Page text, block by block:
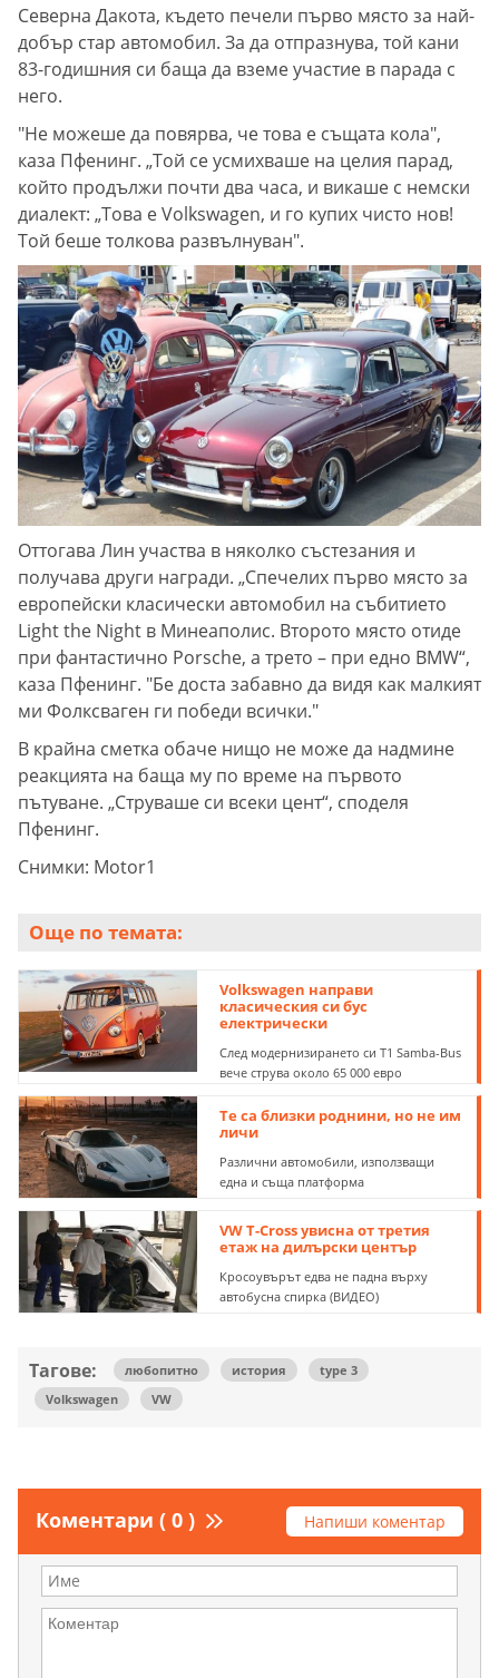
Северна Дакота, където печели първо място за най-
добър стар автомобил. За да отпразнува, той кани
83-годишния си баща да вземе участие в парада с
него.
"Не можеше да повярва, че това е същата кола",
каза Пфенинг. „Той се усмихваше на целия парад,
който продължи почти два часа, и викаше с немски
диалект: „Това е Volkswagen, и го купих чисто нов!
Той беше толкова развълнуван".
Оттогава Лин участва в няколко състезания и
получава други награди. „Спечелих първо място за
европейски класически автомобил на събитието
Light the Night в Минеаполис. Второто място отиде
при фантастично Porsche, а трето – при едно BMW“,
каза Пфенинг. "Бе доста забавно да видя как малкият
ми Фолксваген ги победи всички."
В крайна сметка обаче нищо не може да надмине
реакцията на баща му по време на първото
пътуване. „Струваше си всеки цент“, споделя
Пфенинг.
Снимки: Motor1
Още по темата:
Volkswagen направи
класическия си бус
електрически
След модернизирането си T1 Samba-Bus
вече струва около 65 000 евро
Те са близки роднини, но не им
личи
Различни автомобили, използващи
една и съща платформа
VW T-Cross увисна от третия
етаж на дилърски център
Кросоувърът едва не падна върху
автобусна спирка (ВИДЕО)
Тагове: любопитно история
type 3
Volkswagen
VW
Коментари ( 0 ) Напиши коментар